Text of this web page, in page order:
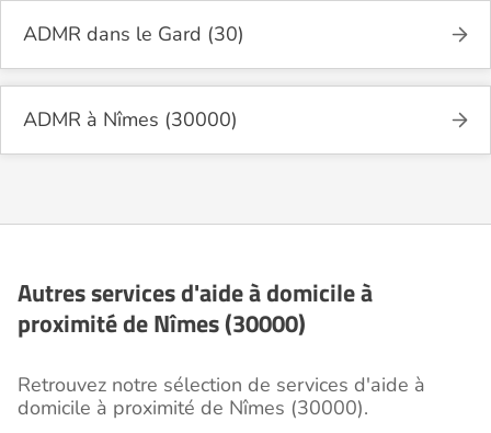
ADMR dans le Gard (30)
ADMR à Nîmes (30000)
Autres services d'aide à domicile à
proximité de Nîmes (30000)
Retrouvez notre sélection de services d'aide à
domicile à proximité de Nîmes (30000).